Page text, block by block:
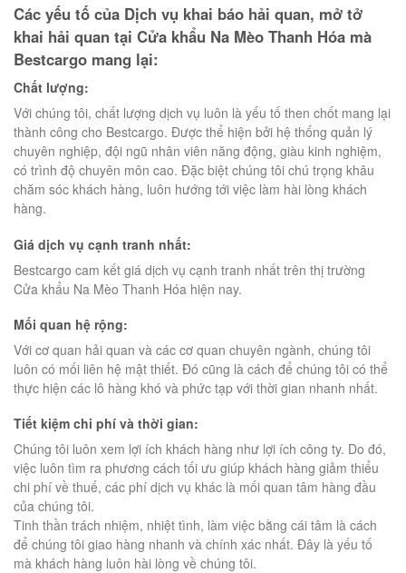
Các yếu tố của Dịch vụ khai báo hải quan, mở tở
khai hải quan tại Cửa khẩu Na Mèo Thanh Hóa mà
Bestcargo mang lại:
Chất lượng:
Với chúng tôi, chất lượng dịch vụ luôn là yếu tố then chốt mang lại
thành công cho Bestcargo. Được thể hiện bởi hệ thống quản lý
chuyên nghiệp, đội ngũ nhân viên năng động, giàu kinh nghiệm,
có trình độ chuyên môn cao. Đặc biệt chúng tôi chú trọng khâu
chăm sóc khách hàng, luôn hướng tới việc làm hài lòng khách
hàng.
Giá dịch vụ cạnh tranh nhất:
Bestcargo cam kết giá dịch vụ cạnh tranh nhất trên thị trường
Cửa khẩu Na Mèo Thanh Hóa hiện nay.
Mối quan hệ rộng:
Với cơ quan hải quan và các cơ quan chuyên ngành, chúng tôi
luôn có mối liên hệ mật thiết. Đó cũng là cách để chúng tôi có thể
thực hiện các lô hàng khó và phức tạp với thời gian nhanh nhất.
Tiết kiệm chi phí và thời gian:
Chúng tôi luôn xem lợi ích khách hàng như lợi ích công ty. Do đó,
việc luôn tìm ra phương cách tối ưu giúp khách hàng giảm thiểu
chi phí về thuế, các phí dịch vụ khác là mối quan tâm hàng đầu
của chúng tôi.
Tinh thần trách nhiệm, nhiệt tình, làm việc bằng cái tâm là cách
để chúng tôi giao hàng nhanh và chính xác nhất. Đây là yếu tố
mà khách hàng luôn hài lòng về chúng tôi.